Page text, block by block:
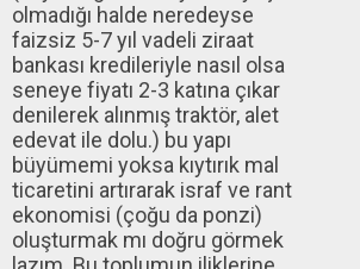
olmadığı halde neredeyse
faizsiz 5-7 yıl vadeli ziraat
bankası kredileriyle nasıl olsa
seneye fiyatı 2-3 katına çıkar
denilerek alınmış traktör, alet
edevat ile dolu.) bu yapı
büyümemi yoksa kıytırık mal
ticaretini artırarak israf ve rant
ekonomisi (çoğu da ponzi)
oluşturmak mı doğru görmek